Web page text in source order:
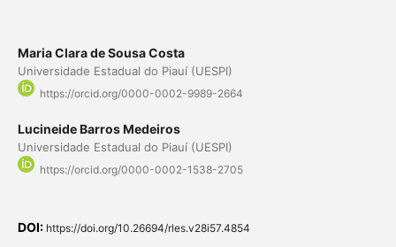
Maria Clara de Sousa Costa
Universidade Estadual do Piauí (UESPI)
https://orcid.org/0000-0002-9989-2664
Lucineide Barros Medeiros
Universidade Estadual do Piauí (UESPI)
https://orcid.org/0000-0002-1538-2705
DOI: https://doi.org/10.26694/rles.v28i57.4854